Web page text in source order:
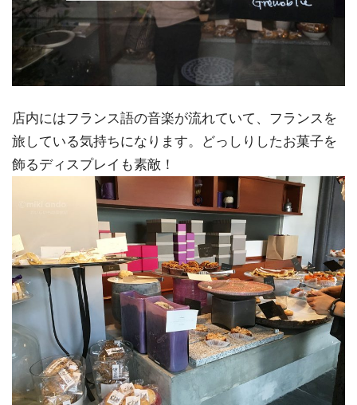
店内にはフランス語の音楽が流れていて、フランスを
旅している気持ちになります。どっしりしたお菓子を
飾るディスプレイも素敵！